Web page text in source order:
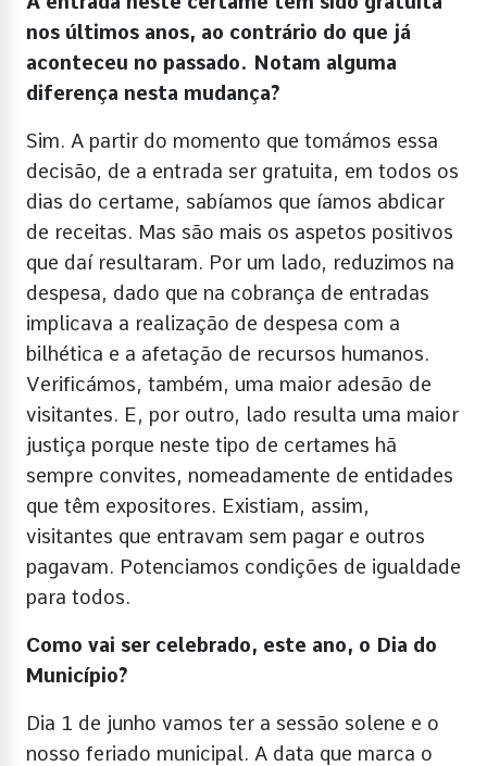
nos últimos anos, ao contrário do que já
aconteceu no passado. Notam alguma
diferença nesta mudança?
Sim. A partir do momento que tomámos essa
decisão, de a entrada ser gratuita, em todos os
dias do certame, sabíamos que íamos abdicar
de receitas. Mas são mais os aspetos positivos
que daí resultaram. Por um lado, reduzimos na
despesa, dado que na cobrança de entradas
implicava a realização de despesa com a
bilhética e a afetação de recursos humanos.
Verificámos, também, uma maior adesão de
visitantes. E, por outro, lado resulta uma maior
justiça porque neste tipo de certames hã
sempre convites, nomeadamente de entidades
que têm expositores. Existiam, assim,
visitantes que entravam sem pagar e outros
pagavam. Potenciamos condições de igualdade
para todos.
Como vai ser celebrado, este ano, o Dia do
Município?
Dia 1 de junho vamos ter a sessão solene e o
nosso feriado municipal. A data que marca o